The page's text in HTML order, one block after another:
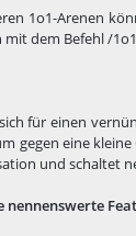
1o1-Arenen
mit dem Befehl /
für einen
gegen eine
und schaltet
nennenswerte